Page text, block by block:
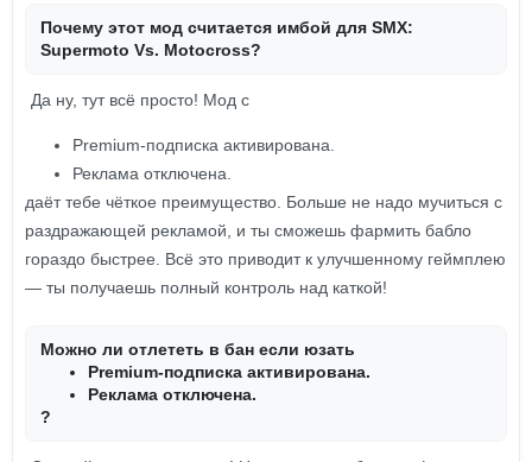
Почему этот мод считается имбой для SMX:
Supermoto Vs. Motocross?
Да ну, тут всё просто! Мод с
Premium-подписка активирована.
Реклама отключена.
даёт тебе чёткое преимущество. Больше не надо мучиться с
раздражающей рекламой, и ты сможешь фармить бабло
гораздо быстрее. Всё это приводит к улучшенному геймплею
— ты получаешь полный контроль над каткой!
Можно ли отлететь в бан если юзать
Premium-подписка активирована.
Реклама отключена.
?